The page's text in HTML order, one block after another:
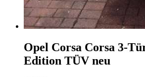
Opel Corsa Corsa 3-
Edition TÜV neu